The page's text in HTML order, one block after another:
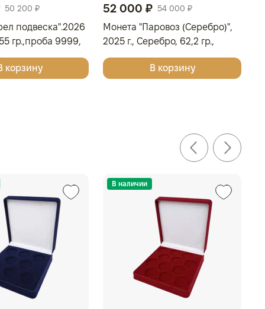
50 200 ₽
подвеска".2026
гр.,проба 9999,
ОСТРОВА
корзину
52 000 ₽ 54 000 ₽
Монета "Паровоз (Серебро)",
2025 г., Серебро, 62,2 гр.,
проба 999, КАМЕРУН
В корзину
В наличии